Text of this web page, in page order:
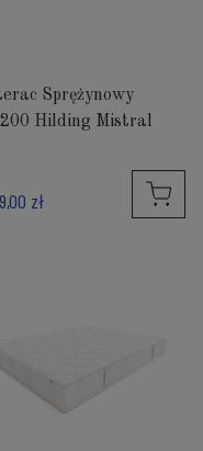
Sprężynowy
Hilding Mistral
zł